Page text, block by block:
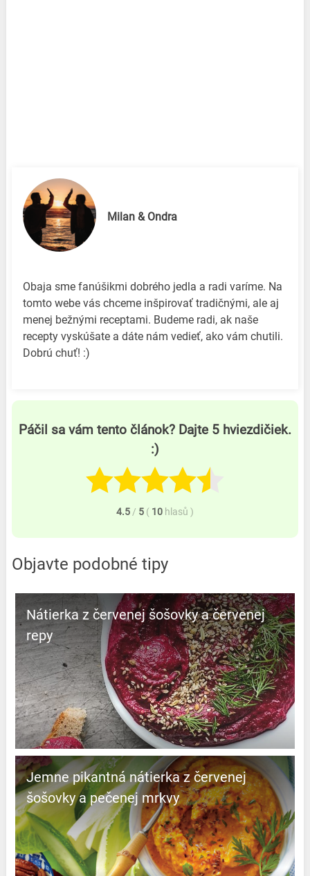
Milan & Ondra
Obaja sme fanúšikmi dobrého jedla a radi varíme. Na
tomto webe vás chceme inšpirovať tradičnými, ale aj
menej bežnými receptami. Budeme radi, ak naše
recepty vyskúšate a dáte nám vedieť, ako vám chutili.
Dobrú chuť! :)
Páčil sa vám tento článok? Dajte 5 hviezdičiek.
:)
4.5 / 5 ( 10 hlasů )
Objavte podobné tipy
Nátierka z červenej šošovky a červenej
repy
Jemne pikantná nátierka z červenej
šošovky a pečenej mrkvy